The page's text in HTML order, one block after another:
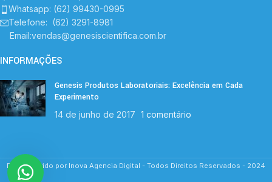
Whatsapp: (62) 99430-0995
Telefone: (62) 3291-8981
Email:vendas@genesiscientifica.com.br
INFORMAÇÕES
Genesis Produtos Laboratoriais: Excelência em Cada
Experimento
14 de junho de 2017 1 comentário
Desenvolvido por Inova Agencia Digital - Todos Direitos Reservados - 2024